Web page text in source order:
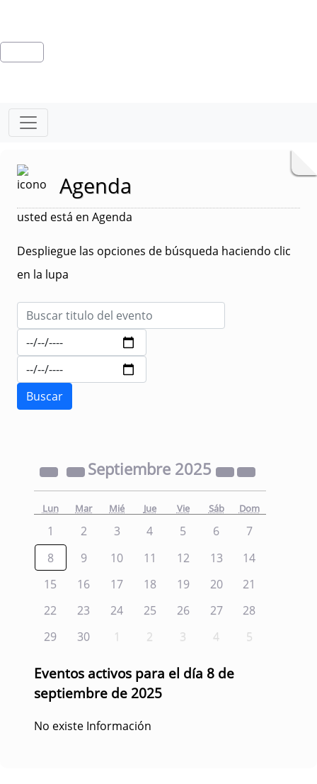
Agenda
usted está en Agenda
Despliegue las opciones de búsqueda haciendo clic
en la lupa
Septiembre 2025
Lun Mar Mié Jue Vie Sáb Dom
1 2 3 4 5 6
7
8
9 10 11 12 13
14
15
16 17 18 19 20
21
22
23 24 25 26 27
28
29
30 1 2 3 4 5
Eventos activos para el día 8 de
septiembre de 2025
No existe Información